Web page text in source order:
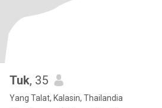
Tuk, 35
Yang Talat, Kalasin, Thailandia